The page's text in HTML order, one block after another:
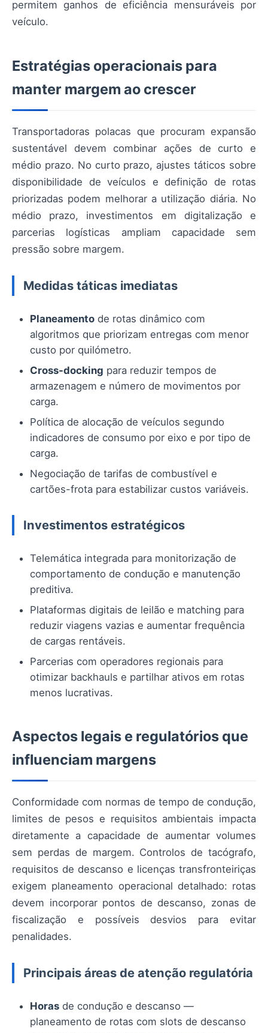
permitem ganhos de eficiência mensuráveis por
veículo.
Estratégias operacionais para
manter margem ao crescer
Transportadoras polacas que procuram expansão
sustentável devem combinar ações de curto e
médio prazo. No curto prazo, ajustes táticos sobre
disponibilidade de veículos e definição de rotas
priorizadas podem melhorar a utilização diária. No
médio prazo, investimentos em digitalização e
parcerias logísticas ampliam capacidade sem
pressão sobre margem.
Medidas táticas imediatas
Planeamento de rotas dinâmico com
algoritmos que priorizam entregas com menor
custo por quilómetro.
Cross-docking para reduzir tempos de
armazenagem e número de movimentos por
carga.
Política de alocação de veículos segundo
indicadores de consumo por eixo e por tipo de
carga.
Negociação de tarifas de combustível e
cartões-frota para estabilizar custos variáveis.
Investimentos estratégicos
Telemática integrada para monitorização de
comportamento de condução e manutenção
preditiva.
Plataformas digitais de leilão e matching para
reduzir viagens vazias e aumentar frequência
de cargas rentáveis.
Parcerias com operadores regionais para
otimizar backhauls e partilhar ativos em rotas
menos lucrativas.
Aspectos legais e regulatórios que
influenciam margens
Conformidade com normas de tempo de condução,
limites de pesos e requisitos ambientais impacta
diretamente a capacidade de aumentar volumes
sem perdas de margem. Controlos de tacógrafo,
requisitos de descanso e licenças transfronteiriças
exigem planeamento operacional detalhado: rotas
devem incorporar pontos de descanso, zonas de
fiscalização e possíveis desvios para evitar
penalidades.
Principais áreas de atenção regulatória
Horas de condução e descanso —
planeamento de rotas com slots de descanso